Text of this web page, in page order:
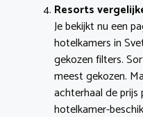
Resorts
Je bekijkt nu een
hotelkamers in
gekozen filters.
meest gekozen.
achterhaal de prijs
hotelkamer-